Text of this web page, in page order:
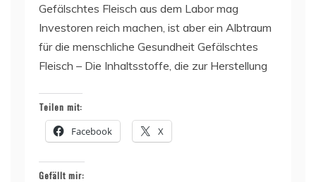
Gefälschtes Fleisch aus dem Labor mag
Investoren reich machen, ist aber ein Albtraum
für die menschliche Gesundheit Gefälschtes
Fleisch – Die Inhaltsstoffe, die zur Herstellung
Teilen mit:
Facebook X
Gefällt mir: